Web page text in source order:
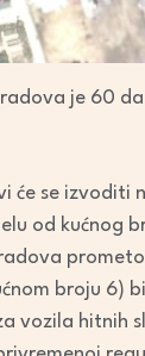
je 60
će se izvoditi
od kućnog
broju 6)
vozila hitnih